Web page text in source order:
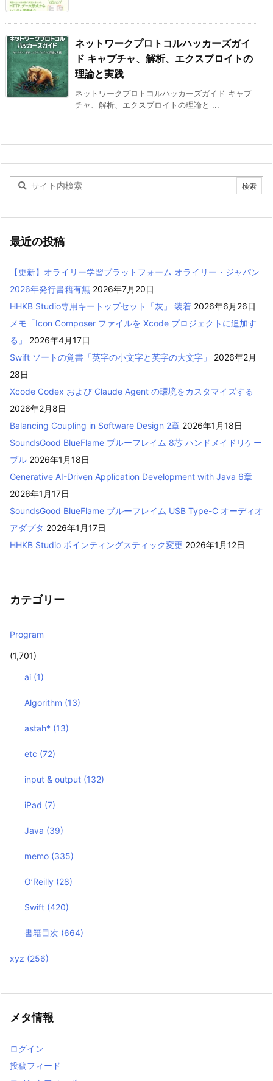
ネットワークプロトコルハッカーズガイ
ド キャプチャ、解析、エクスプロイトの
理論と実践
ネットワークプロトコルハッカーズガイド キャプ
チャ、解析、エクスプロイトの理論と ...
最近の投稿
【更新】オライリー学習プラットフォーム オライリー・ジャパン
2026年発行書籍有無 2026年7月20日
HHKB Studio専用キートップセット「灰」 装着 2026年6月26日
メモ「Icon Composer ファイルを Xcode プロジェクトに追加す
る」
2026年4月17日
Swift ソートの覚書「英字の小文字と英字の大文字」
2026年2月
28日
Xcode Codex および Claude Agent の環境をカスタマイズする
2026年2月8日
Balancing Coupling in Software Design 2章 2026年1月18日
SoundsGood BlueFlame ブルーフレイム 8芯 ハンドメイドリケー
ブル 2026年1月18日
Generative AI-Driven Application Development with Java 6章
2026年1月17日
SoundsGood BlueFlame ブルーフレイム USB Type-C オーディオ
アダプタ 2026年1月17日
HHKB Studio ポインティングスティック変更 2026年1月12日
カテゴリー
Program
(1,701)
ai (1)
Algorithm (13)
astah* (13)
etc (72)
input & output (132)
iPad (7)
Java (39)
memo (335)
O’Reilly (28)
Swift (420)
書籍目次 (664)
xyz (256)
メタ情報
ログイン
投稿フィード